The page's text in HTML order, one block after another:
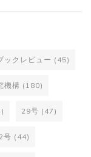
ックレビュー (45)
機構 (180)
29号 (47)
号 (44)